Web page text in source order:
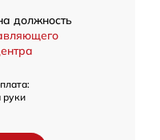
должность
руки